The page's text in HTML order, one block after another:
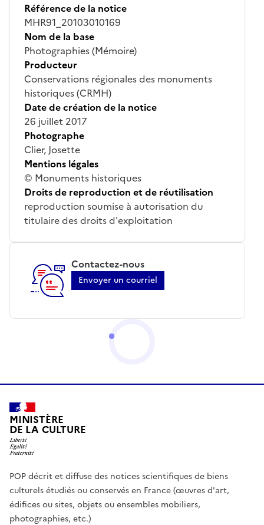
Référence de la notice
MHR91_20103010169
Nom de la base
Photographies (Mémoire)
Producteur
Conservations régionales des monuments
historiques (CRMH)
Date de création de la notice
26 juillet 2017
Photographe
Clier, Josette
Mentions légales
© Monuments historiques
Droits de reproduction et de réutilisation
reproduction soumise à autorisation du
titulaire des droits d'exploitation
Contactez-nous
Envoyer un courriel
MINISTÈRE
DE LA CULTURE
POP décrit et diffuse des notices scientifiques de biens
culturels étudiés ou conservés en France (œuvres d'art,
édifices ou sites, objets ou ensembles mobiliers,
photographies, etc.)